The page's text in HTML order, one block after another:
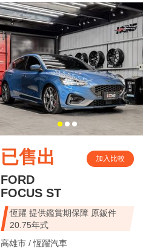
已售出 加入比較
FORD
FOCUS ST
恆躍 提供鑑賞期保障 原鈑件
20.75年式
高雄市 /恆躍汽車